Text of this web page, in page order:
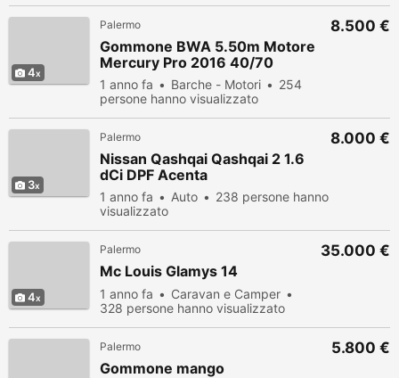
4
Palermo
Gommone BWA 5.50m Motore
Mercury Pro 2016 40/70
1 anno fa Barche - Motori
254
persone hanno visualizzato
8.500 €
3
Palermo
Nissan Qashqai Qashqai 2 1.6
dCi DPF Acenta
1 anno fa Auto
238 persone hanno
visualizzato
8.000 €
4
Palermo
Mc Louis Glamys 14
1 anno fa
Caravan e Camper
328 persone hanno visualizzato
35.000 €
Palermo
Gommone mango
5.800 €